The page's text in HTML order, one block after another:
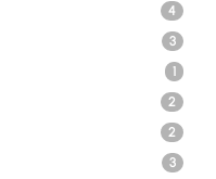
4
3
1
2
2
3